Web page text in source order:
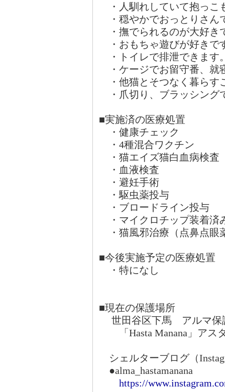
・人馴れしていて抱っこ
・穏やかでおっとりさん
・撫でられるのが大好き
・おもちゃ遊びが好きで
・トイレで排泄できます
・ケージでお留守番、就
・他猫とそつなく暮らす
・爪切り、ブラッシング
■実施済の医療処置
・健康チェック
・4種混合ワ
・猫エイズ猫白血病検
・血液
・避妊
・駆虫薬
・ブロードライ
・マイクロチップ装着済
・猫風邪治療（点鼻点眼
■今後実施予定の医療処置
・特になし
■現在の保護場所
世田谷区下馬 アルマ保
「Hasta Manana」アス
シェルターブログ（
●alma_hastamanana
https://